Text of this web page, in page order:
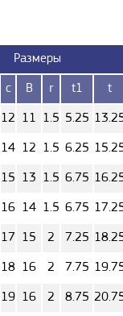
Размеры
c B r t1 t
12 11 1.5 5.25
14 12 1.5 6.25
15 13 1.5 6.75
16 14 1.5 6.75
17 15 2 7.25
18 16 2 7.75
19 16 2 8.75